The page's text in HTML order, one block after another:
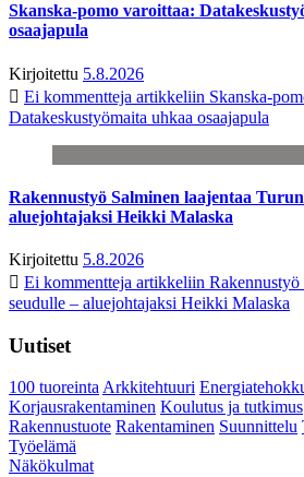
Skanska-pomo varoittaa:
osaajapula
Kirjoitettu 5.8.2026
Ei kommentteja artikkeliin Skanska-
Datakeskustyömaita uhkaa osaajapula
Rakennustyö Salminen laajentaa
aluejohtajaksi Heikki Malaska
Kirjoitettu 5.8.2026
Ei kommentteja artikkeliin Rakennustyö
seudulle – aluejohtajaksi Heikki Malaska
Uutiset
100 tuoreintaArkkitehtuuri
Korjausrakentaminen Koulutus ja tutkimus
Rakennustuote Rakentaminen Suunnittelu
Työelämä
Näkökulmat